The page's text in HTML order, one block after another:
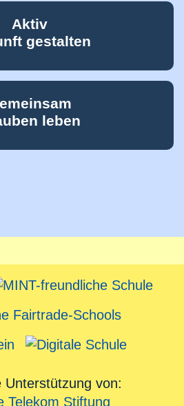
Aktiv
gestalten
leben
Unterstützung von: